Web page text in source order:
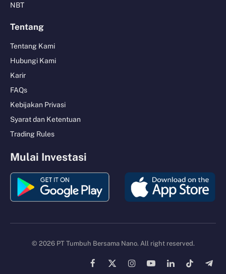
NBT
Tentang
Tentang Kami
Hubungi Kami
Karir
FAQs
Kebijakan Privasi
Syarat dan Ketentuan
Trading Rules
Mulai Investasi
© 2026 PT Tumbuh Bersama Nano. All right reserved.
Facebook
X
InstagramYouTubeLinkedInTikTok